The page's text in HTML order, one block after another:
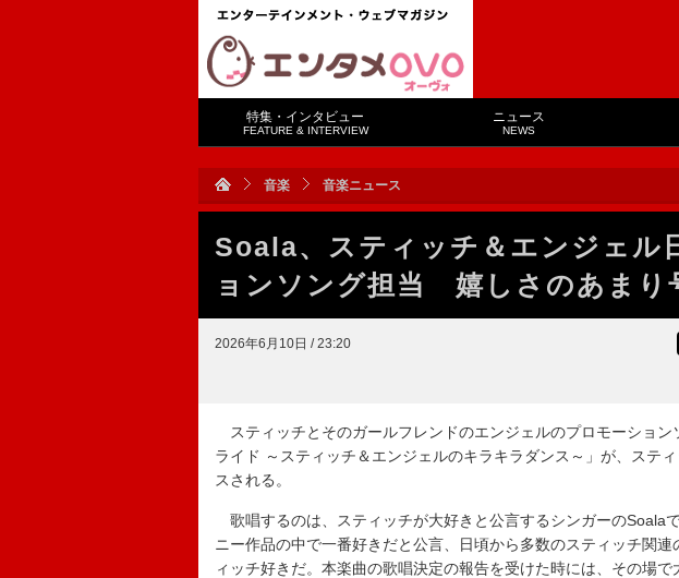
特集・インタビュー
FEATURE & INTERVIEW
ニュース
NEWS
音楽 音楽ニュース
Soala、スティッチ＆エンジェル
ョンソング担当 嬉しさのあまり
2026年6月10日 / 23:20
スティッチとそのガールフレンドのエンジェルのプロモーション
ライド ～スティッチ＆エンジェルのキラキラダンス～」が、ステ
スされる。
歌唱するのは、スティッチが大好きと公言するシンガーのSoala
ニー作品の中で一番好きだと公言、日頃から多数のスティッチ関
ィッチ好きだ。本楽曲の歌唱決定の報告を受けた時には、その場